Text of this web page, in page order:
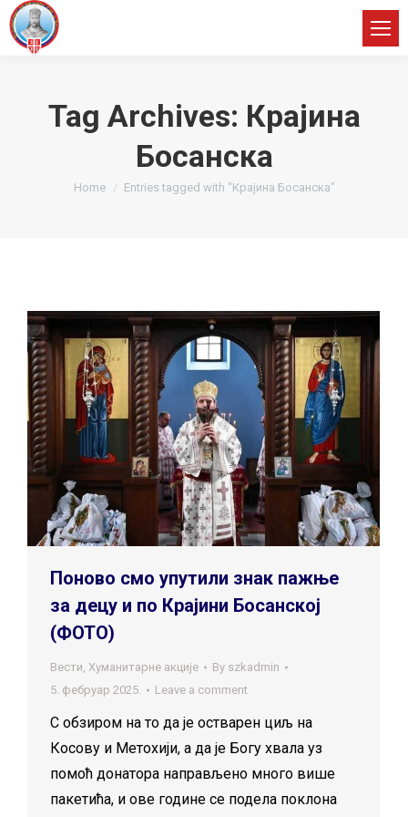
Tag Archives: Крајина
Босанска
You are here:
Home Entries tagged with "Крајина Босанска"
Поново смо упутили знак пажње
за децу и по Крајини Босанској
(ФОТО)
Вести, Хуманитарне акције By szkadmin
5. фебруар 2025.
Leave a comment
С обзиром на то да је остварен циљ на
Косову и Метохији, а да је Богу хвала уз
помоћ донатора направљено много више
пакетића, и ове године се подела поклона